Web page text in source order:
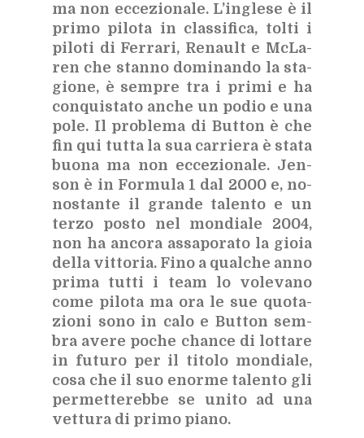
ma non ec­ce­zio­na­le. L’in­gle­se è il
pri­mo pi­lo­ta in clas­si­fi­ca, tol­ti i
pi­lo­ti di Fer­ra­ri, Re­nault e McLa­
ren che stan­no do­mi­nan­do la sta­
gio­ne, è sem­pre tra i pri­mi e ha
con­qui­sta­to an­che un po­dio e una
pole. Il pro­ble­ma di But­ton è che
fin qui tut­ta la sua car­rie­ra è sta­ta
buo­na ma non ec­ce­zio­na­le. Jen­
son è in For­mu­la 1 dal 2000 e, no­
no­stan­te il gran­de ta­len­to e un
ter­zo po­sto nel mon­dia­le 2004,
non ha an­co­ra as­sa­po­ra­to la gio­ia
del­la vit­to­ria. Fino a qual­che anno
pri­ma tut­ti i team lo vo­le­va­no
come pi­lo­ta ma ora le sue quo­ta­
zio­ni sono in calo e But­ton sem­
bra ave­re po­che chan­ce di lot­ta­re
in fu­tu­ro per il ti­to­lo mon­dia­le,
cosa che il suo enor­me ta­len­to gli
per­met­te­reb­be se uni­to ad una
vet­tu­ra di pri­mo pia­no.